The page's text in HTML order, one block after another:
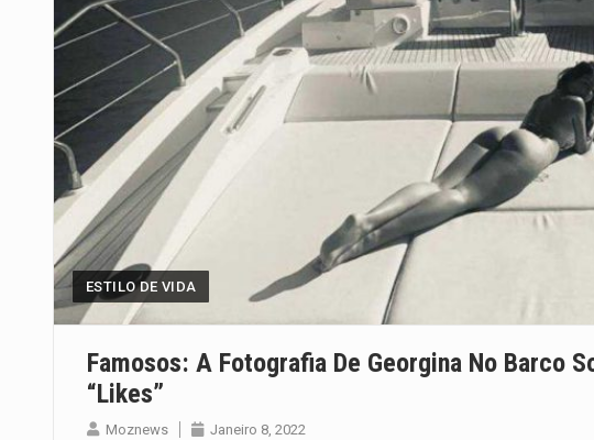
O programa, cuja implementação está
A nova legislação estabelece um prazo de
O Departamento de Estado norte-americano
A final coloca frente a frente duas equipas
ESTILO DE VIDA
Famosos: A Fotografia De Georgina No Barco
“likes”
Moznews Janeiro 8, 2022